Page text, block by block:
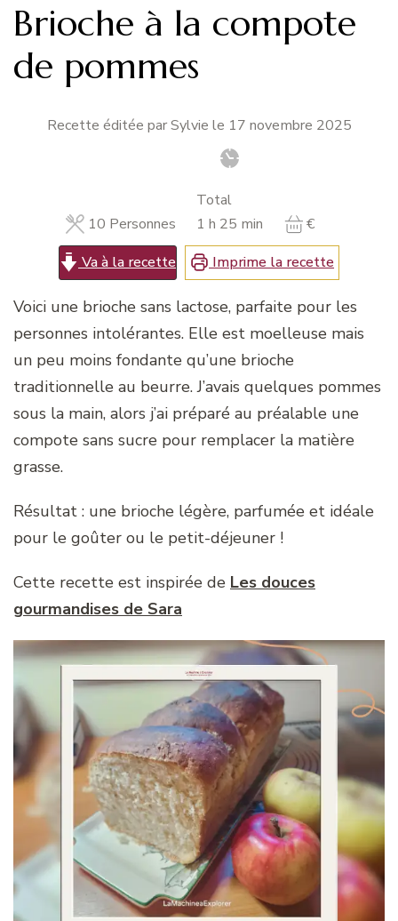
Brioche à la compote
de pommes
Recette éditée par Sylvie le 17 novembre 2025
10 Personnes
Total
1 heure
h 25 minutes
min
€
Va à la recette
Imprime la recette
Voici une brioche sans lactose, parfaite pour les
personnes intolérantes. Elle est moelleuse mais
un peu moins fondante qu’une brioche
traditionnelle au beurre. J’avais quelques pommes
sous la main, alors j’ai préparé au préalable une
compote sans sucre pour remplacer la matière
grasse.
Résultat : une brioche légère, parfumée et idéale
pour le goûter ou le petit-déjeuner !
Cette recette est inspirée de Les douces
gourmandises de Sara